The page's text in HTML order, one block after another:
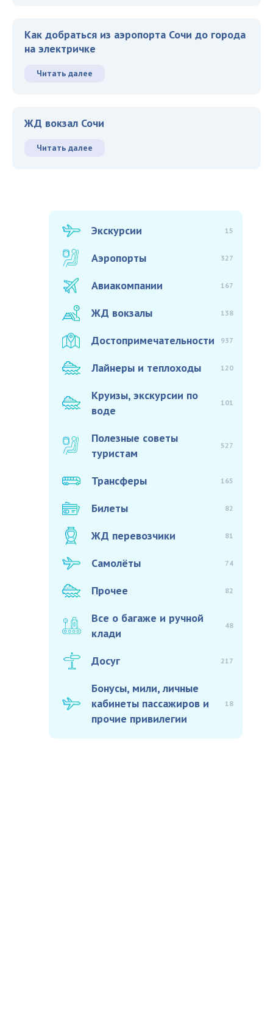
Как добраться из аэропорта Сочи до города
на электричке
Читать далее
ЖД вокзал Сочи
Читать далее
Экскурсии 15
Аэропорты 327
Авиакомпании 167
ЖД вокзалы 138
Достопримечательности 937
Лайнеры и теплоходы 120
Круизы, экскурсии по
воде
101
Полезные советы
туристам
527
Трансферы 165
Билеты 82
ЖД перевозчики 81
Самолёты 74
Прочее 82
Все о багаже и ручной
клади
48
Досуг 217
Бонусы, мили, личные
кабинеты пассажиров и
прочие привилегии
18